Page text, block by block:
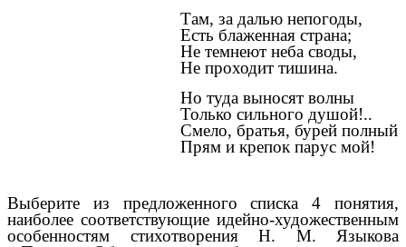
Там, за далью непогоды,
Есть блаженная страна;
Не темнеют неба своды,
Не проходит тишина.
Но туда выносят волны
Только сильного душой!..
Смело, братья, бурей полный
Прям и крепок парус мой!
Выберите из предложенного списка 4 понятия,
наиболее соответствующие идейно-художественным
особенностям стихотворения Н. М. Языкова